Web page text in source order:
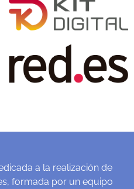
a la realización de
formada por un equipo